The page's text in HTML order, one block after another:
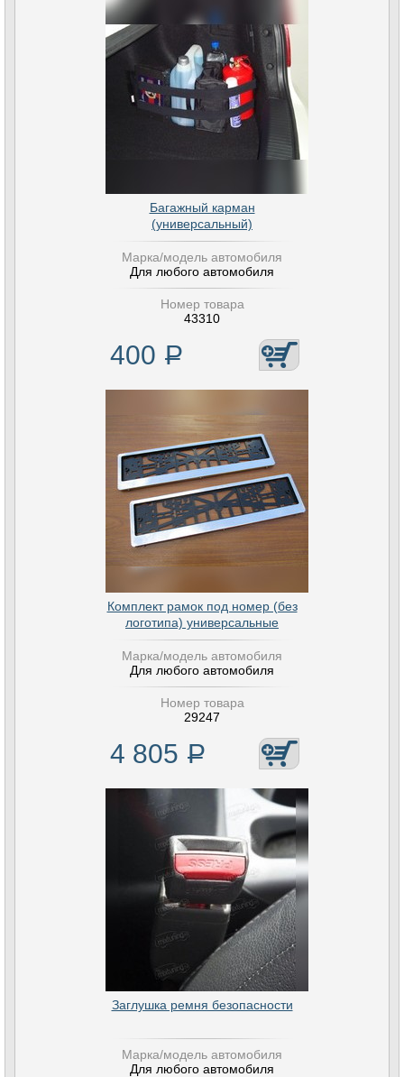
Багажный карман
(универсальный)
Марка/модель автомобиля
Для любого автомобиля
Номер товара
43310
400 Р
Комплект рамок под номер (без
логотипа) универсальные
Марка/модель автомобиля
Для любого автомобиля
Номер товара
29247
4 805 Р
Заглушка ремня безопасности
Марка/модель автомобиля
Для любого автомобиля